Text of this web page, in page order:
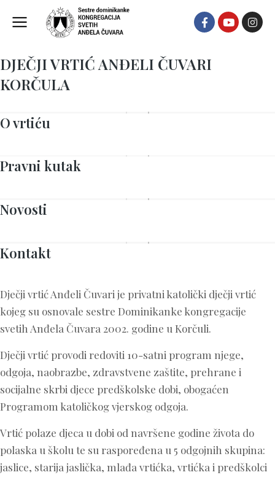
DJEČJI VRTIĆ ANĐELI ČUVARI
KORČULA
O vrtiću
Pravni kutak
Novosti
Kontakt
Dječji vrtić Anđeli Čuvari je privatni katolički dječji vrtić
kojeg su osnovale sestre Dominikanke kongregacije
svetih Anđela Čuvara 2002. godine u Korčuli.
Dječji vrtić provodi redoviti 10-satni program njege,
odgoja, naobrazbe, zdravstvene zaštite, prehrane i
socijalne skrbi djece predškolske dobi, obogaćen
Programom katoličkog vjerskog odgoja.
Vrtić polaze djeca u dobi od navršene godine života do
polaska u školu te su raspoređena u 5 odgojnih skupina:
jaslice, starija jaslička, mlađa vrtićka, vrtićka i predškolci